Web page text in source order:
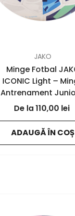
JAKO
Minge Fotbal
ICONIC Light –
Antrenament
JAKO Romania
110,00 lei
ADAUGĂ ÎN COȘ